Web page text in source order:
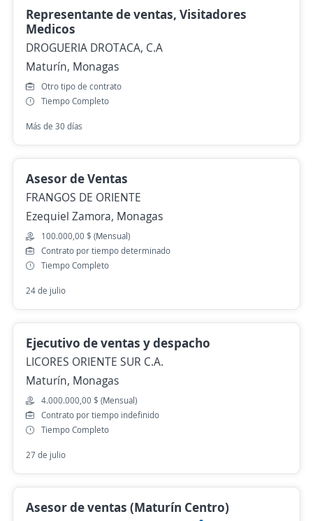
Representante de ventas, Visitadores
Medicos
DROGUERIA DROTACA, C.A
Maturín, Monagas
Otro tipo de contrato
Tiempo Completo
Más de 30 días
Asesor de Ventas
FRANGOS DE ORIENTE
Ezequiel Zamora, Monagas
100.000,00 $ (Mensual)
Contrato por tiempo determinado
Tiempo Completo
24 de julio
Ejecutivo de ventas y despacho
LICORES ORIENTE SUR C.A.
Maturín, Monagas
4.000.000,00 $ (Mensual)
Contrato por tiempo indefinido
Tiempo Completo
27 de julio
Asesor de ventas (Maturín Centro)